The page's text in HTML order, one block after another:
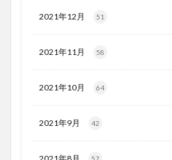
2021年12月 51
2021年11月 58
2021年10月 64
2021年9月 42